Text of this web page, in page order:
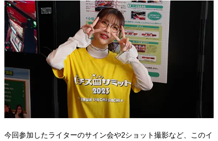
今回参加したライターのサイン会や2ショット撮影など、このイ